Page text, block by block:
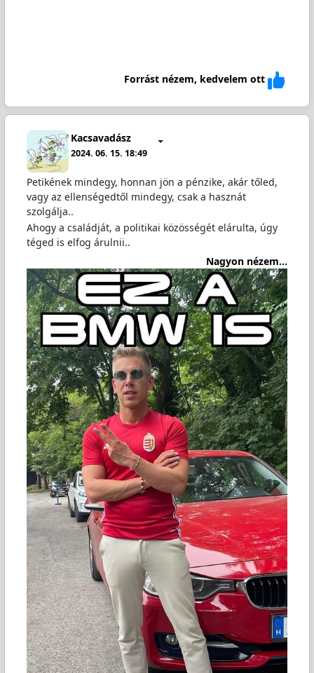
Forrást nézem, kedvelem ott
Kacsavadász
2024. 06. 15. 18:49
Petikének mindegy, honnan jön a pénzike, akár tőled,
vagy az ellenségedtől mindegy, csak a hasznát
szolgálja..
Ahogy a családját, a politikai közösségét elárulta, úgy
téged is elfog árulnii..
Nagyon nézem...